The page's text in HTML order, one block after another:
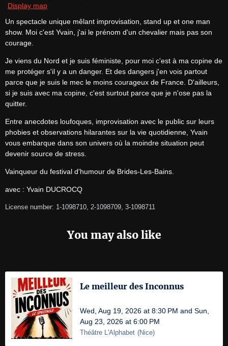
Display map
Un spectacle unique mêlant improvisation, stand up et one man
show. Moi c'est Yvain, j'ai le prénom d'un chevalier mais pas son
courage.
Je viens du Nord et je suis féministe, pour moi c'est à ma copine de
me protéger s'il y a un danger. Et des dangers j'en vois partout
parce que je suis le mec le moins courageux de France. D'ailleurs,
si je suis avec ma copine, c'est surtout parce que je n'ose pas la
quitter.
Entre anecdotes loufoques, improvisation avec le public sur leurs
phobies et observations hilarantes sur la vie quotidienne, Yvain
vous embarque dans son univers où la moindre situation peut
devenir source de stress.
Vainqueur du festival d'humour de Brides-Les-Bains.
avec : Yvain DUCROCQ
License number: 1-1098710, 2-1098709, 3-1098711
You may also like
Le meilleur des Inconnus
Wed, Aug 19, 2026 at 8:30 PM and Sun,
Aug 23, 2026 at 6:00 PM
Théâtre L'Alphabet (Nice)